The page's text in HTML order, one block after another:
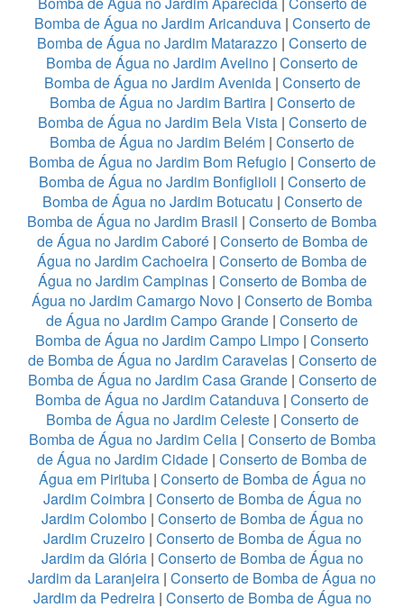
Bomba de Água no Jardim Aricanduva| Conserto de
Bomba de Água no Jardim Matarazzo | Conserto de
Bomba de Água no Jardim Avelino | Conserto de
Bomba de Água no Jardim Avenida| Conserto de
Bomba de Água no Jardim Bartira| Conserto de
Bomba de Água no Jardim Bela Vista| Conserto de
Bomba de Água no Jardim Belém | Conserto de
Bomba de Água no Jardim Bom Refugio| Conserto de
Bomba de Água no Jardim Bonfiglioli | Conserto de
Bomba de Água no Jardim Botucatu | Conserto de
Bomba de Água no Jardim Brasil | Conserto de Bomba
de Água no Jardim Caboré| Conserto de Bomba de
Água no Jardim Cachoeira | Conserto de Bomba de
Água no Jardim Campinas| Conserto de Bomba de
Água no Jardim Camargo Novo | Conserto de Bomba
de Água no Jardim Campo Grande | Conserto de
Bomba de Água no Jardim Campo Limpo | Conserto
de Bomba de Água no Jardim Caravelas| Conserto de
Bomba de Água no Jardim Casa Grande| Conserto de
Bomba de Água no Jardim Catanduva | Conserto de
Bomba de Água no Jardim Celeste| Conserto de
Bomba de Água no Jardim Celia| Conserto de Bomba
de Água no Jardim Cidade | Conserto de Bomba de
Água em Pirituba| Conserto de Bomba de Água no
Jardim Coimbra| Conserto de Bomba de Água no
Jardim Colombo| Conserto de Bomba de Água no
Jardim Cruzeiro| Conserto de Bomba de Água no
Jardim da Glória| Conserto de Bomba de Água no
Jardim da Laranjeira | Conserto de Bomba de Água no
Jardim da Pedreira| Conserto de Bomba de Água no